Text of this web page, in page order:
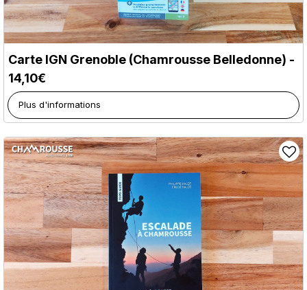
Carte IGN Grenoble (Chamrousse Belledonne) -
14,10€
Plus d'informations